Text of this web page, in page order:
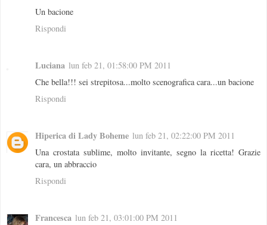
Un bacione
Rispondi
Luciana lun feb 21, 01:58:00 PM 2011
Che bella!!! sei strepitosa...molto scenografica cara...un bacione
Rispondi
Hiperica di Lady Boheme lun feb 21, 02:22:00 PM 2011
Una crostata sublime, molto invitante, segno la ricetta! Grazie
cara, un abbraccio
Rispondi
Francesca lun feb 21, 03:01:00 PM 2011